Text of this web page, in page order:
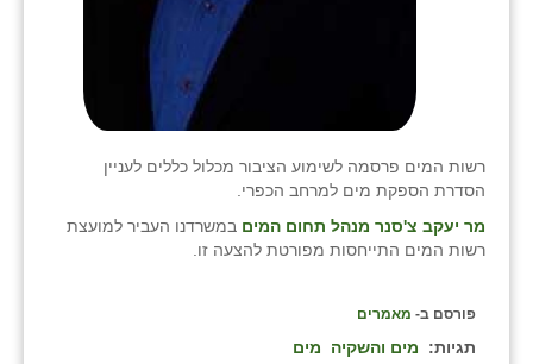
רשות המים פרסמה לשימוע הציבור מכלול כללים לעניין
הסדרת הספקת מים למרחב הכפרי.
מר יעקב צ'סנר מנהל תחום המים במשרדנו העביר למועצת
רשות המים התייחסות מפורטת להצעה זו.
פורסם ב- מאמרים
תגיות: מים והשקיה מים